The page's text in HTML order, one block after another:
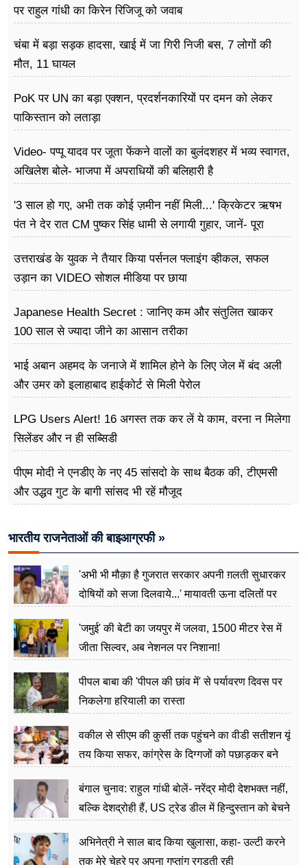
पर राहुल गांधी का किरेन रिजिजू को जवाब
चंबा में बड़ा सड़क हादसा, खाई में जा गिरी निजी बस, 7 लोगों की
मौत, 11 घायल
PoK पर UN का बड़ा एक्शन, प्रदर्शनकारियों पर दमन को लेकर
पाकिस्तान को लताड़ा
Video- पप्पू यादव पर जूता फेंकने वालों का बुलंदशहर में भव्य स्वागत,
अखिलेश बोले- भाजपा में अपराधियों की बलिहारी है
'3 साल हो गए, अभी तक कोई ज़मीन नहीं मिली...' क्रिकेटर ऋषभ
पंत ने देर रात CM पुष्कर सिंह धामी से लगायी गुहार, जानें- पूरा
उत्तराखंड के युवक ने तैयार किया पर्सनल फ्लाइंग व्हीकल, सफल
उड़ान का VIDEO सोशल मीडिया पर छाया
Japanese Health Secret : जानिए कम और संतुलित खाकर
100 साल से ज्यादा जीने का आसान तरीका
भाई अबान अहमद के जनाजे में शामिल होने के लिए जेल में बंद अली
और उमर को इलाहाबाद हाईकोर्ट से मिली पेरोल
LPG Users Alert! 16 अगस्त तक कर लें ये काम, वरना न मिलेगा
सिलेंडर और न ही सब्सिडी
पीएम मोदी ने एनडीए के नए 45 सांसदो के साथ बैठक की, टीएमसी
और उद्धव गुट के बागी सांसद भी रहें मौजूद
भारतीय राजनेताओं की बाइआग्रफी »
'अभी भी मौक़ा है गुजरात सरकार अपनी ग़लती सुधारकर
दोषियों को सजा दिलवाये...' मायावती ऊना दलितों पर
'जमुई' की बेटी का जयपुर में जलवा, 1500 मीटर रेस में
जीता सिल्वर, अब नेशनल पर निशाना!
पीपल बाबा की 'पीपल की छांव में' से पर्यावरण दिवस पर
निकलेगा हरियाली का रास्ता
वकील से सीएम की कुर्सी तक पहुंचने का वीडी सतीशन यूं
तय किया सफर, कांग्रेस के दिग्गजों को पछाड़कर बने
बंगाल चुनाव: राहुल गांधी बोलें- नरेंद्र मोदी देशभक्त नहीं,
बल्कि देशद्रोही हैं, US ट्रेड डील में हिन्दुस्तान को बेचने
अभिनेत्री ने साल बाद किया खुलासा, कहा- उल्टी करने
तक मेरे चेहरे पर अपना गुप्तांग रगड़ती रही